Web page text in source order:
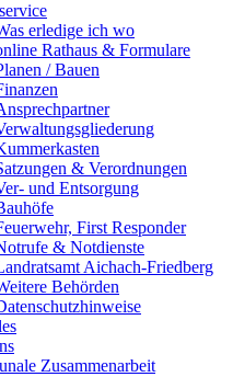
erledige ich wo
Rathaus & Formulare
/ Bauen
& Verordnungen
und Entsorgung
First Responder
& Notdienste
Aichach-Friedberg
Behörden
Zusammenarbeit